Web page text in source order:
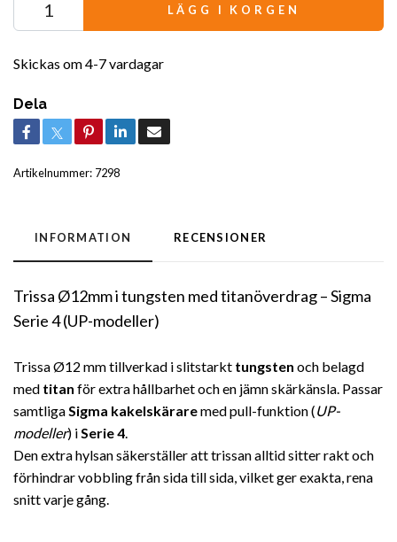
LÄGG I KORGEN
Skickas om 4-7 vardagar
Dela
Artikelnummer: 7298
INFORMATION RECENSIONER
Trissa Ø12mm i tungsten med titanöverdrag – Sigma
Serie 4 (UP-modeller)
Trissa Ø12 mm tillverkad i slitstarkt tungsten och belagd
med titan för extra hållbarhet och en jämn skärkänsla. Passar
samtligaSigma kakelskäraremed pull-funktion (UP-
modeller) iSerie 4.
Den extra hylsan säkerställer att trissan alltid sitter rakt och
förhindrar vobbling från sida till sida, vilket ger exakta, rena
snitt varje gång.